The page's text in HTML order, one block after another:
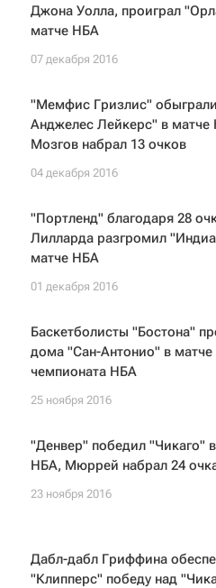
Джона Уолла, проиграл
матче НБА
07 декабря 2016
"Мемфис Гризлис"
Анджелес Лейкерс" в матче
Мозгов набрал 13 очков
04 декабря 2016
"Портленд" благодаря 28
Лилларда разгромил
матче НБА
01 декабря 2016
Баскетболисты "Бостона"
дома "Сан-Антонио" в матче
чемпионата НБА
25 ноября 2016
"Денвер" победил "Чикаго"
НБА, Мюррей набрал 24
23 ноября 2016
Дабл-дабл Гриффина
"Клипперс" победу над